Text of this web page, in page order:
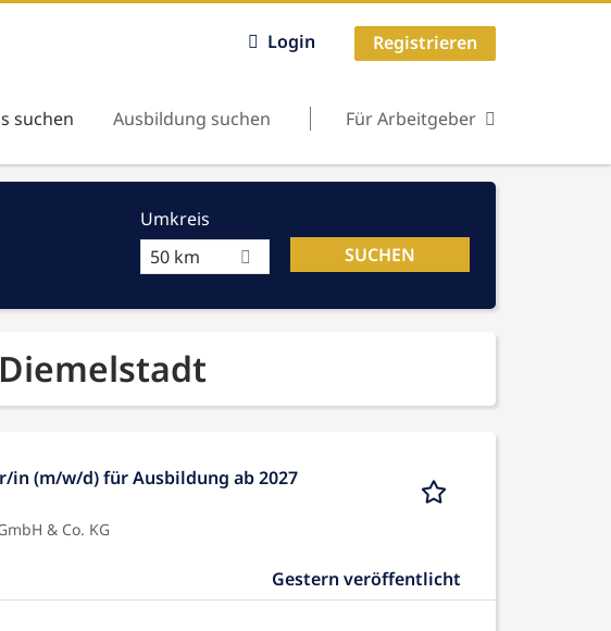
Login Registrieren
suchen Ausbildung suchen Für Arbeitgeber
Umkreis
50 km
in (m/w/d) für Ausbildung ab 2027
& Co. KG
Gestern veröffentlicht